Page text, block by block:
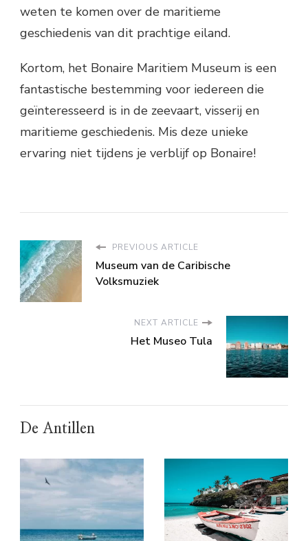
weten te komen over de maritieme
geschiedenis van dit prachtige eiland.
Kortom, het Bonaire Maritiem Museum is een
fantastische bestemming voor iedereen die
geïnteresseerd is in de zeevaart, visserij en
maritieme geschiedenis. Mis deze unieke
ervaring niet tijdens je verblijf op Bonaire!
PREVIOUS ARTICLE
Museum van de Caribische
Volksmuziek
NEXT ARTICLE
Het Museo Tula
De Antillen